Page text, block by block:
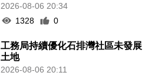
2026-08-06 20:34
1328
0
工務局持續優化石排灣社區未發展
土地
2026-08-06 20:11